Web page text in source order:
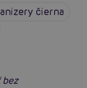
čierna